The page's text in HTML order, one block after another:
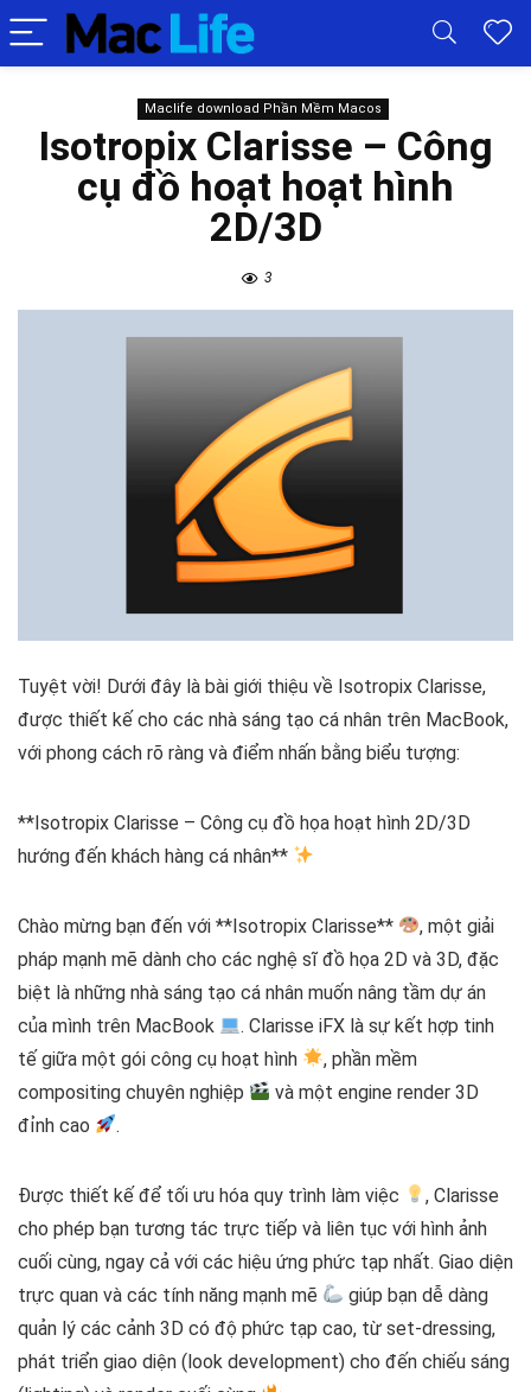
Maclife download Phần Mềm Macos
Isotropix Clarisse – Công
cụ đồ hoạt hoạt hình
2D/3D
3
Tuyệt vời! Dưới đây là bài giới thiệu về Isotropix Clarisse,
được thiết kế cho các nhà sáng tạo cá nhân trên MacBook,
với phong cách rõ ràng và điểm nhấn bằng biểu tượng:
**Isotropix Clarisse – Công cụ đồ họa hoạt hình 2D/3D
hướng đến khách hàng cá nhân**
Chào mừng bạn đến với **Isotropix Clarisse**
, một giải
pháp mạnh mẽ dành cho các nghệ sĩ đồ họa 2D và 3D, đặc
biệt là những nhà sáng tạo cá nhân muốn nâng tầm dự án
của mình trên MacBook
. Clarisse iFX là sự kết hợp tinh
tế giữa một gói công cụ hoạt hình
, phần mềm
compositing chuyên nghiệp
và một engine render 3D
đỉnh cao
.
Được thiết kế để tối ưu hóa quy trình làm việc
, Clarisse
cho phép bạn tương tác trực tiếp và liên tục với hình ảnh
cuối cùng, ngay cả với các hiệu ứng phức tạp nhất. Giao diện
trực quan và các tính năng mạnh mẽ
giúp bạn dễ dàng
quản lý các cảnh 3D có độ phức tạp cao, từ set-dressing,
phát triển giao diện (look development) cho đến chiếu sáng